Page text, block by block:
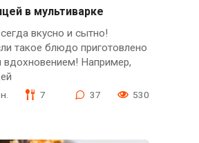
в мультиварке
вкусно и сытно!
такое блюдо приготовлено
Например,
7 37 530